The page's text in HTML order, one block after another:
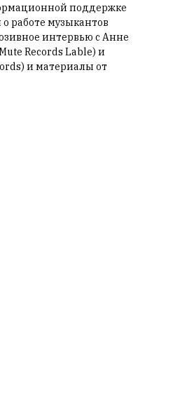
поддержке
работе музыкантов
интервью с Анне
Records Lable) и
и материалы от